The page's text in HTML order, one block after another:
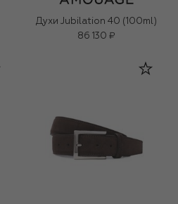
Духи Jubilation 40 (100ml)
86 130 ₽